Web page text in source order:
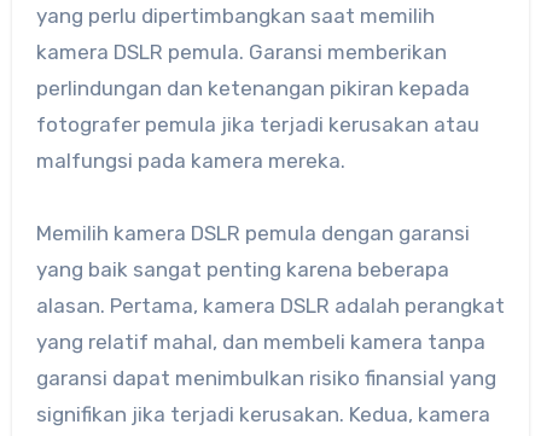
yang perlu dipertimbangkan saat memilih
kamera DSLR pemula. Garansi memberikan
perlindungan dan ketenangan pikiran kepada
fotografer pemula jika terjadi kerusakan atau
malfungsi pada kamera mereka.
Memilih kamera DSLR pemula dengan garansi
yang baik sangat penting karena beberapa
alasan. Pertama, kamera DSLR adalah perangkat
yang relatif mahal, dan membeli kamera tanpa
garansi dapat menimbulkan risiko finansial yang
signifikan jika terjadi kerusakan. Kedua, kamera